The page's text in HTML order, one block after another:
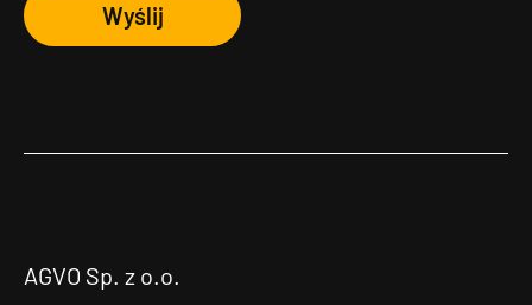
Wyślij
AGVO Sp. z o.o.